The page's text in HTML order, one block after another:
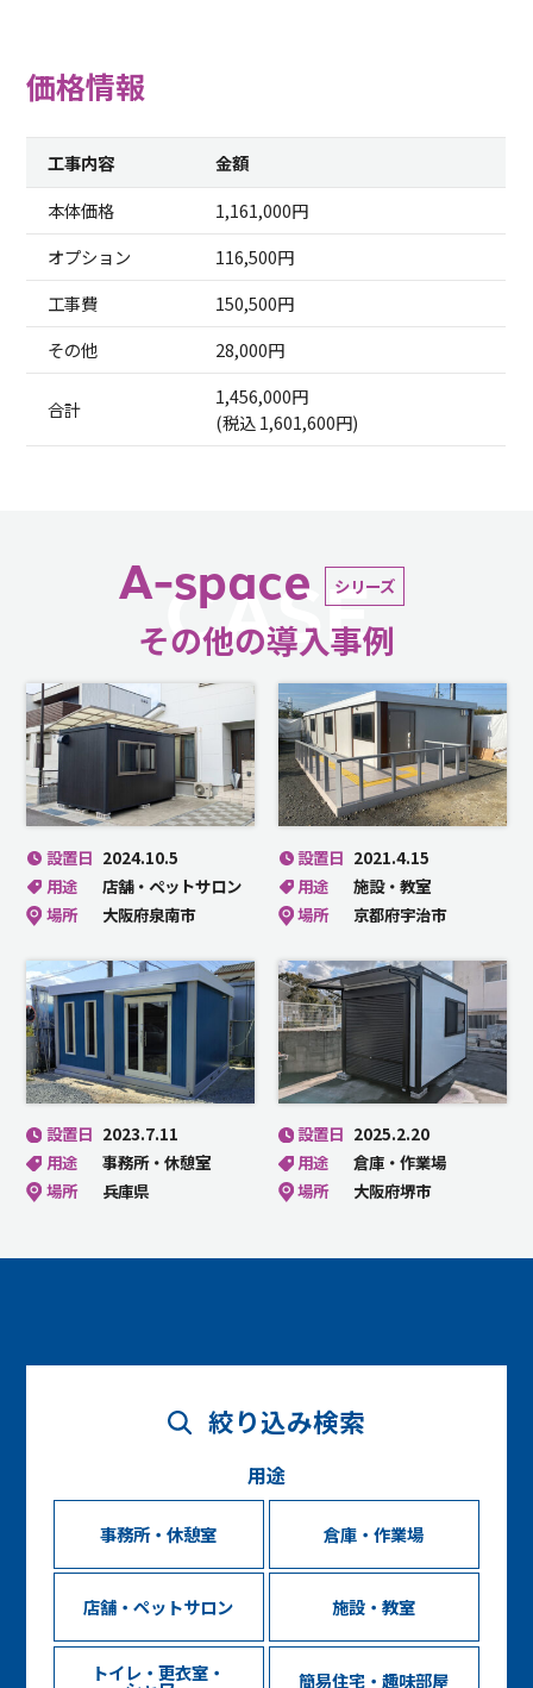
価格情報
工事内容
金額
本体価格
1,161,000円
オプション
116,500円
工事費
150,500円
その他
28,000円
合計
1,456,000円
(税込 1,601,600円)
A-space シリーズ
その他の導入事例
CASE
設置日 2024.10.5
用途
店舗・ペットサロン
場所
大阪府泉南市
設置日 2021.4.15
用途
施設・教室
場所
京都府宇治市
設置日 2023.7.11
用途
事務所・休憩室
場所
兵庫県
設置日 2025.2.20
用途
倉庫・作業場
場所
大阪府堺市
絞り込み検索
用途
事務所・休憩室 倉庫・作業場
店舗・ペットサロン 施設・教室
トイレ・更衣室・ 簡易住宅・趣味部屋